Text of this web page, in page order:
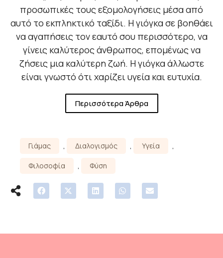
προσωπικές τους εξομολογήσεις μέσα από
αυτό το εκπληκτικό ταξίδι. Η γιόγκα σε βοηθάει
να αγαπήσεις τον εαυτό σου περισσότερο, να
γίνεις καλύτερος άνθρωπος, επομένως να
ζήσεις μια καλύτερη ζωή. Η γιόγκα άλλωστε
είναι γνωστό ότι χαρίζει υγεία και ευτυχία.
Περισσότερα Άρθρα
Γιάμας , Διαλογισμός , Υγεία ,
Φιλοσοφία , Φύση